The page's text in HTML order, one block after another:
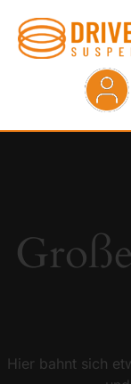
Hier bahnt sich